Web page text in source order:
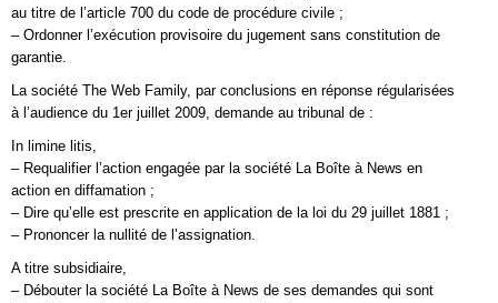
au titre de l’article 700 du code de procédure civile ;
– Ordonner l’exécution provisoire du jugement sans constitution de
garantie.
La société The Web Family, par conclusions en réponse régularisées
à l’audience du 1er juillet 2009, demande au tribunal de :
In limine litis,
– Requalifier l’action engagée par la société La Boîte à News en
action en diffamation ;
– Dire qu’elle est prescrite en application de la loi du 29 juillet 1881 ;
– Prononcer la nullité de l’assignation.
A titre subsidiaire,
– Débouter la société La Boîte à News de ses demandes qui sont